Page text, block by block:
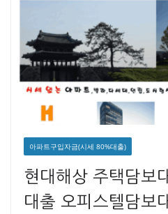
아파트구입자금(시세 80%대출)
현대해상 주택담보
대출 오피스텔담보